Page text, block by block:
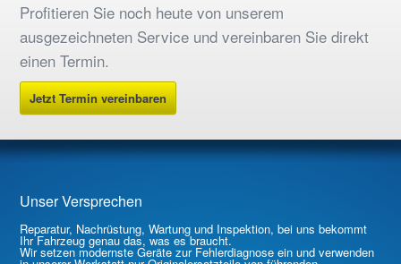
Profitieren Sie noch heute von unserem
ausgezeichneten Service und vereinbaren Sie direkt
einen Termin.
Jetzt Termin vereinbaren
Unser Versprechen
Reparatur, Nachrüstung, Wartung und Inspektion, bei uns bekommt
Ihr Fahrzeug genau das, was es braucht.
Wir setzen modernste Geräte zur Fehlerdiagnose ein und verwenden